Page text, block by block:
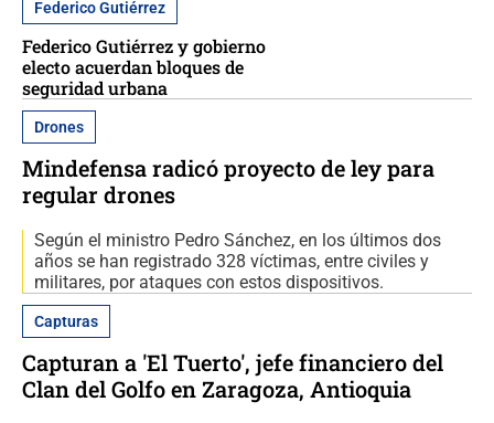
Federico Gutiérrez
Federico Gutiérrez y gobierno
electo acuerdan bloques de
seguridad urbana
Drones
Mindefensa radicó proyecto de ley para
regular drones
Según el ministro Pedro Sánchez, en los últimos dos
años se han registrado 328 víctimas, entre civiles y
militares, por ataques con estos dispositivos.
Capturas
Capturan a 'El Tuerto', jefe financiero del
Clan del Golfo en Zaragoza, Antioquia